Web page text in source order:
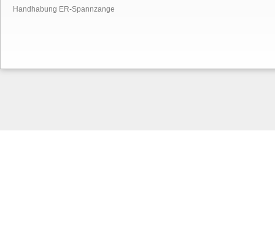
Handhabung ER-Spannzange